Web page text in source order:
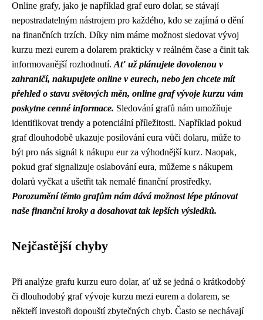
Online grafy, jako je například graf euro dolar, se stávají
nepostradatelným nástrojem pro každého, kdo se zajímá o dění
na finančních trzích. Díky nim máme možnost sledovat vývoj
kurzu mezi eurem a dolarem prakticky v reálném čase a činit tak
informovanější rozhodnutí. Ať už plánujete dovolenou v
zahraničí, nakupujete online v eurech, nebo jen chcete mít
přehled o stavu světových měn, online graf vývoje kurzu vám
poskytne cenné informace. Sledování grafů nám umožňuje
identifikovat trendy a potenciální příležitosti. Například pokud
graf dlouhodobě ukazuje posilování eura vůči dolaru, může to
být pro nás signál k nákupu eur za výhodnější kurz. Naopak,
pokud graf signalizuje oslabování eura, můžeme s nákupem
dolarů vyčkat a ušetřit tak nemalé finanční prostředky.
Porozumění těmto grafům nám dává možnost lépe plánovat
naše finanční kroky a dosahovat tak lepších výsledků.
Nejčastější chyby
Při analýze grafu kurzu euro dolar, ať už se jedná o krátkodobý
či dlouhodobý graf vývoje kurzu mezi eurem a dolarem, se
někteří investoři dopouští zbytečných chyb. Často se nechávají